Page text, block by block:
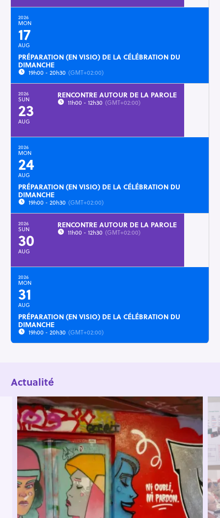
2026
MON
17
AUG
PRÉPARATION (EN VISIO) DE LA CÉLÉBRATION DU
DIMANCHE
19h00 - 20h30 (GMT+02:00)
2026
SUN
23
AUG
RENCONTRE AUTOUR DE LA PAROLE
11h00 - 12h30 (GMT+02:00)
2026
MON
24
AUG
PRÉPARATION (EN VISIO) DE LA CÉLÉBRATION DU
DIMANCHE
19h00 - 20h30 (GMT+02:00)
2026
SUN
30
AUG
RENCONTRE AUTOUR DE LA PAROLE
11h00 - 12h30 (GMT+02:00)
2026
MON
31
AUG
PRÉPARATION (EN VISIO) DE LA CÉLÉBRATION DU
DIMANCHE
19h00 - 20h30 (GMT+02:00)
Actualité